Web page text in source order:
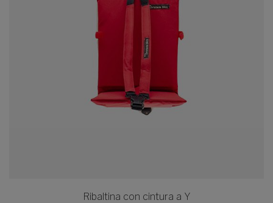
Ribaltina con cintura a Y